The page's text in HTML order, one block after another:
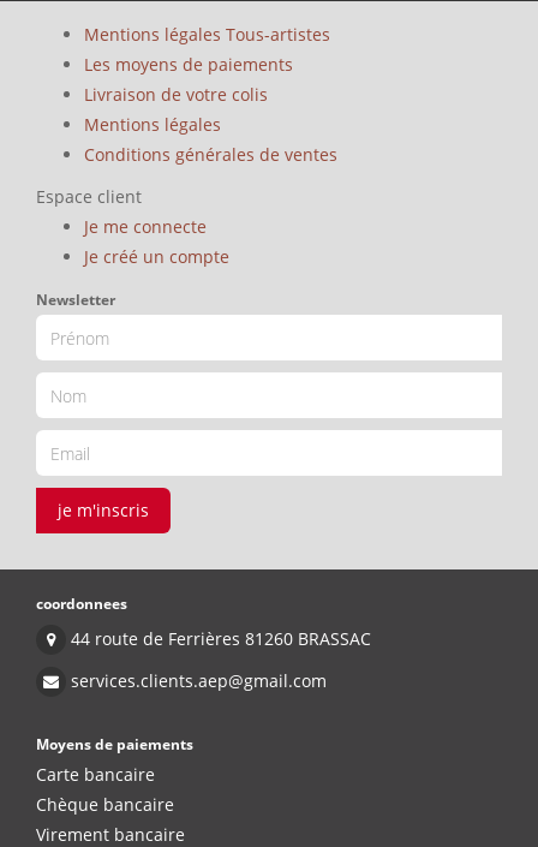
Mentions légales Tous-artistes
Les moyens de paiements
Livraison de votre colis
Mentions légales
Conditions générales de ventes
Espace client
Je me connecte
Je créé un compte
Newsletter
je m'inscris
coordonnees
44 route de Ferrières 81260 BRASSAC
services.clients.aep@gmail.com
Moyens de paiements
Carte bancaire
Chèque bancaire
Virement bancaire